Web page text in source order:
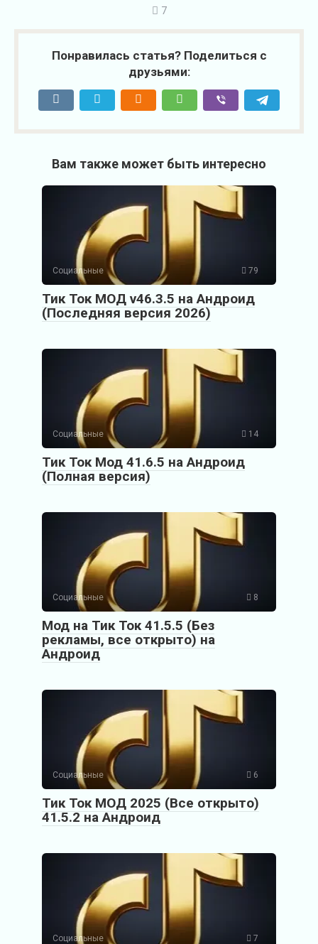
7
Понравилась статья? Поделиться с
друзьями:
Вам также может быть интересно
Социальные 79
Тик Ток МОД v46.3.5 на Андроид
(Последняя версия 2026)
Социальные 14
Тик Ток Мод 41.6.5 на Андроид
(Полная версия)
Социальные 8
Мод на Тик Ток 41.5.5 (Без
рекламы, все открыто) на
Андроид
Социальные 6
Тик Ток МОД 2025 (Все открыто)
41.5.2 на Андроид
Социальные 7